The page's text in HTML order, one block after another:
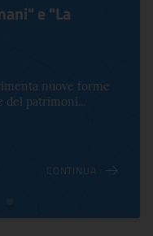
e "La
nuove forme
del patrimoni...
CONTINUA